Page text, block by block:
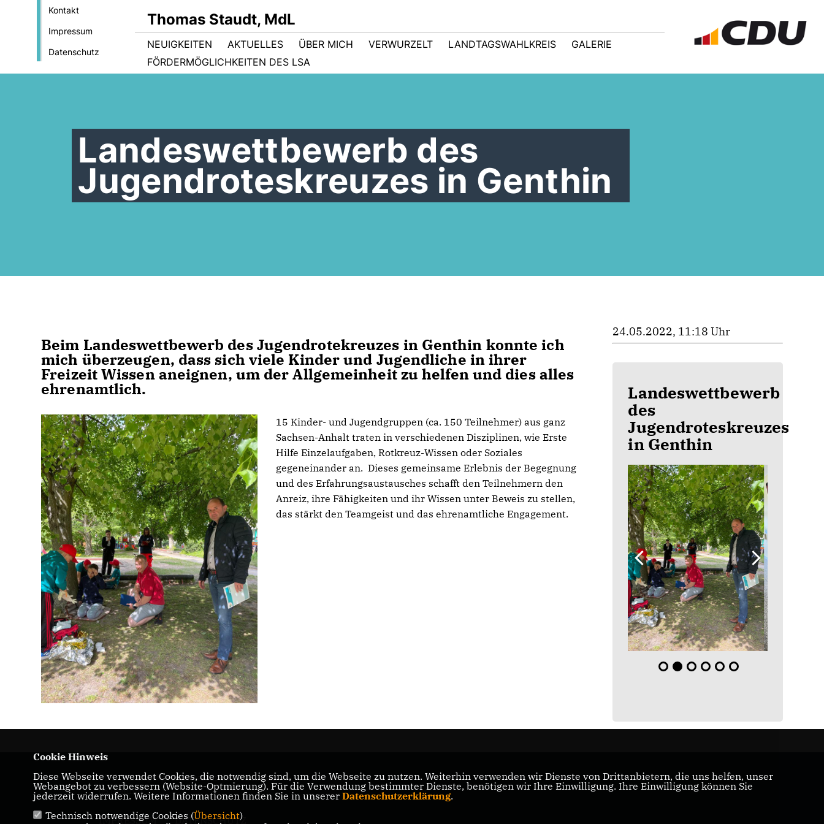
Kontakt
Impressum
Datenschutz
Thomas Staudt, MdL
NEUIGKEITEN AKTUELLES ÜBER MICH VERWURZELT LANDTAGSWAHLKREIS
GALERIE
FÖRDERMÖGLICHKEITEN DES LSA
Landeswettbewerb des
Jugendroteskreuzes in Genthin
Beim Landeswettbewerb des Jugendrotekreuzes in Genthin konnte ich
mich überzeugen, dass sich viele Kinder und Jugendliche in ihrer
Freizeit Wissen aneignen, um der Allgemeinheit zu helfen und dies alles
ehrenamtlich.
15 Kinder- und Jugendgruppen (ca. 150 Teilnehmer) aus ganz
Sachsen-Anhalt traten in verschiedenen Disziplinen, wie Erste
Hilfe Einzelaufgaben, Rotkreuz-Wissen oder Soziales
gegeneinander an. Dieses gemeinsame Erlebnis der Begegnung
und des Erfahrungsaustausches schafft den Teilnehmern den
Anreiz, ihre Fähigkeiten und ihr Wissen unter Beweis zu stellen,
das stärkt den Teamgeist und das ehrenamtliche Engagement.
24.05.2022, 11:18 Uhr
Landeswettbewerb
des
Jugendroteskreuzes
in Genthin
CDU-Landtagabgeordneter für den Wahlkreis
05 Genthin
IMPRESSUM DATENSCHUTZ
Cookie Hinweis
Diese Webseite verwendet Cookies, die notwendig sind, um die Webseite zu nutzen. Weiterhin verwenden wir Dienste von Drittanbietern, die uns helfen, unser
Webangebot zu verbessern (Website-Optmierung). Für die Verwendung bestimmter Dienste, benötigen wir Ihre Einwilligung. Ihre Einwilligung können Sie
jederzeit widerrufen. Weitere Informationen finden Sie in unserer Datenschutzerklärung.
Technisch notwendige Cookies (Übersicht)